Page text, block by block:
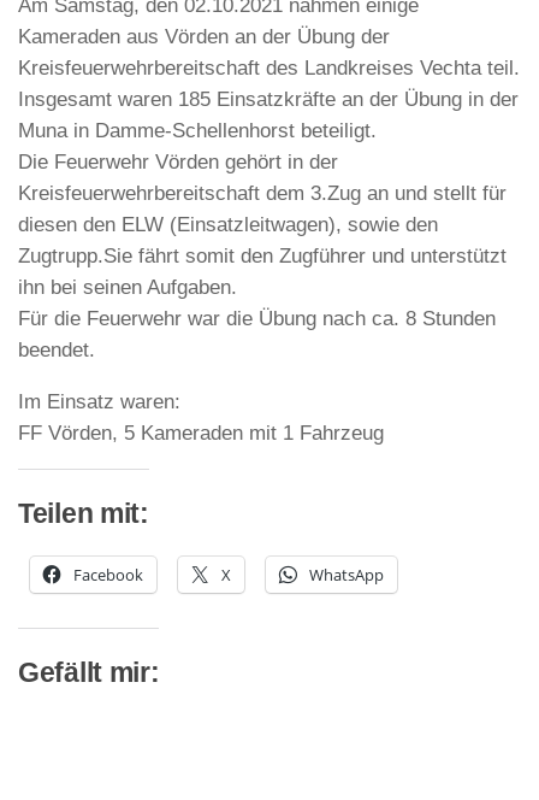
Am Samstag, den 02.10.2021 nahmen einige
Kameraden aus Vörden an der Übung der
Kreisfeuerwehrbereitschaft des Landkreises Vechta teil.
Insgesamt waren 185 Einsatzkräfte an der Übung in der
Muna in Damme-Schellenhorst beteiligt.
Die Feuerwehr Vörden gehört in der
Kreisfeuerwehrbereitschaft dem 3.Zug an und stellt für
diesen den ELW (Einsatzleitwagen), sowie den
Zugtrupp.Sie fährt somit den Zugführer und unterstützt
ihn bei seinen Aufgaben.
Für die Feuerwehr war die Übung nach ca. 8 Stunden
beendet.
Im Einsatz waren:
FF Vörden, 5 Kameraden mit 1 Fahrzeug
Teilen mit:
Facebook X WhatsApp
Gefällt mir: